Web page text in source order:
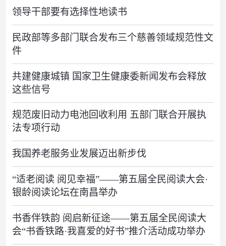
领导干部要有选择性地读书
民政部等多部门联合发布三个慈善领域规范性文
件
共建健康城镇 国家卫生健康委新闻发布会释放
这些信号
规范废旧动力电池回收利用 五部门联合开展执
法专项行动
我国养老服务业发展迈出新步伐
“适老阅读 阅见幸福”——第五届全民阅读大会·
银龄阅读论坛在南昌举办
书香伴铁韵 阅启新征途——第五届全民阅读大
会“书香铁路·我喜爱的好书”推介活动成功举办